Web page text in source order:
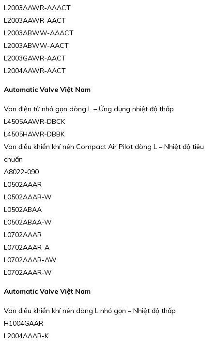
L2003AAWR-AAACT
L2003AAWR-AACT
L2003ABWW-AAACT
L2003ABWW-AACT
L2003GAWR-AACT
L2004AAWR-AACT
Automatic Valve Việt Nam
Van điện từ nhỏ gọn dòng L – Ứng dụng nhiệt độ thấp
L4505AAWR-DBCK
L4505HAWR-DBBK
Van điều khiển khí nén Compact Air Pilot dòng L – Nhiệt độ tiêu
chuẩn
A8022-090
L0502AAAR
L0502AAAR-W
L0502ABAA
L0502ABAA-W
L0702AAAR
L0702AAAR-A
L0702AAAR-AW
L0702AAAR-W
Automatic Valve Việt Nam
Van điều khiển khí nén dòng L nhỏ gọn – Nhiệt độ thấp
H1004GAAR
L2004AAAR-K